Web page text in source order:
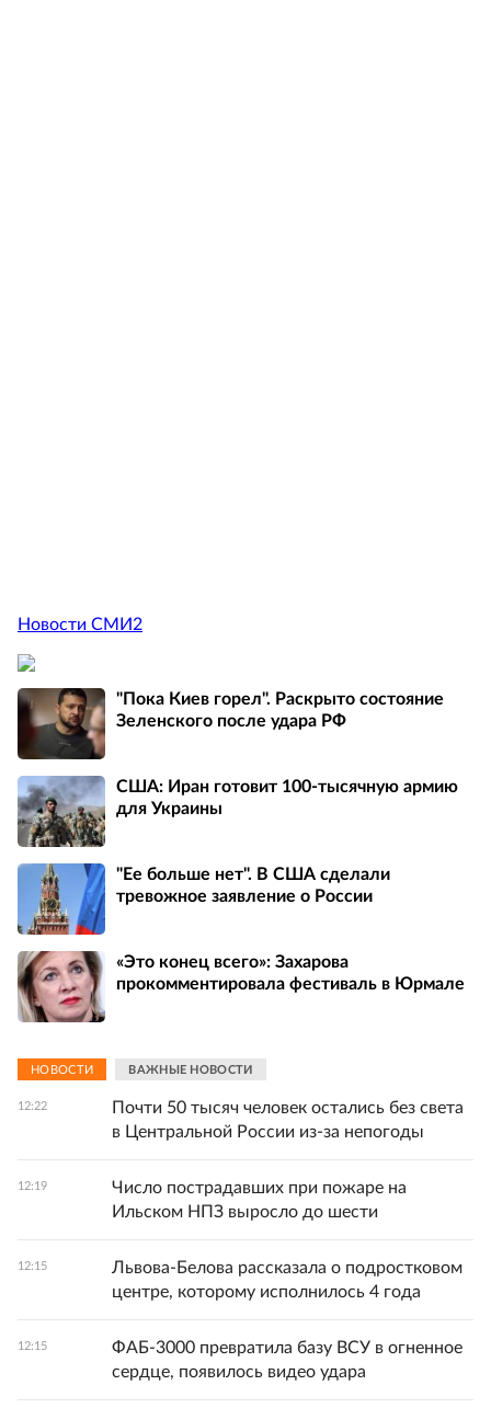
Новости СМИ2
"Пока Киев горел". Раскрыто состояние
Зеленского после удара РФ
США: Иран готовит 100-тысячную армию
для Украины
"Ее больше нет". В США сделали
тревожное заявление о России
«Это конец всего»: Захарова
прокомментировала фестиваль в Юрмале
НОВОСТИ ВАЖНЫЕ НОВОСТИ
12:22
Почти 50 тысяч человек остались без света
в Центральной России из-за непогоды
12:19
Число пострадавших при пожаре на
Ильском НПЗ выросло до шести
12:15
Львова-Белова рассказала о подростковом
центре, которому исполнилось 4 года
12:15
ФАБ-3000 превратила базу ВСУ в огненное
сердце, появилось видео удара